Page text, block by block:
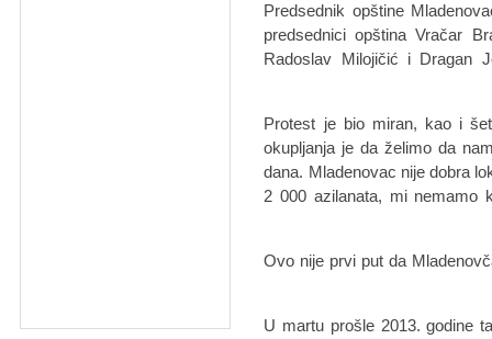
Predsednik opštine
predsednici opština Vračar
Radoslav Milojičić i Dragan
"Protest je bio miran, kao i
okupljanja je da želimo da
dana. Mladenovac nije dobra
2 000 azilanata, mi nemamo
Ovo nije prvi put da
U martu prošle 2013. godine